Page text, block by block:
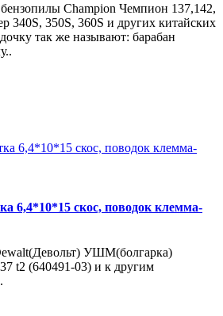
бензопилы Champion Чемпион 137,142,
340S, 350S, 360S и других китайских
так же называют: барабан
6,4*10*15 скос, поводок клемма-
УШМ(болгарка)
t2 (640491-03) и к другим